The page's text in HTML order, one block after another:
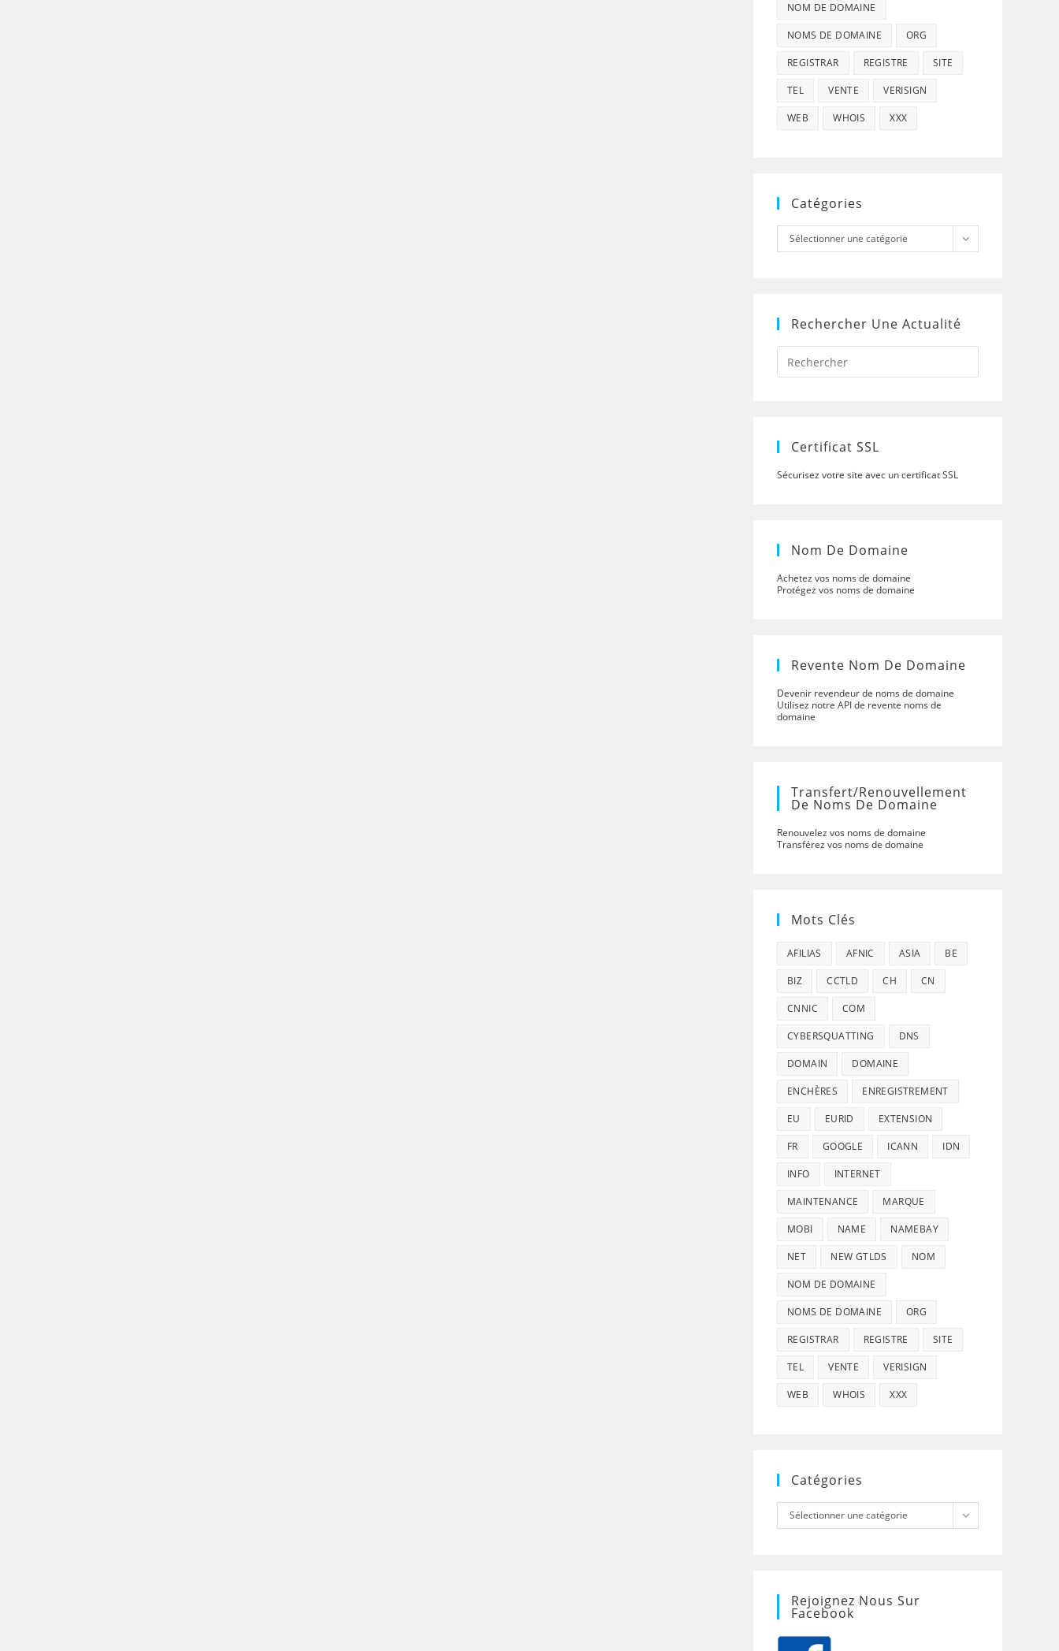
NOM DE DOMAINE
NOMS DE DOMAINE ORG
REGISTRAR REGISTRE SITE
TEL VENTE VERISIGN
WEB WHOIS XXX
Catégories
Catégories
Sélectionner une catégorie
Rechercher Une Actualité
Press
to
Certificat SSL
Sécurisez votre site avec un certificat SSL
Nom De Domaine
Achetez vos noms de domaine
Protégez vos noms de domaine
Revente Nom De Domaine
Devenir revendeur de noms de domaine
Utilisez notre API de revente noms de
domaine
Transfert/renouvellement
De Noms De Domaine
Renouvelez vos noms de domaine
Transférez vos noms de domaine
Mots Clés
AFILIAS AFNIC ASIA BE
BIZ CCTLD CH CN
CNNIC COM
CYBERSQUATTING DNS
DOMAIN DOMAINE
ENCHÈRES ENREGISTREMENT
EU EURID EXTENSION
FR GOOGLE ICANN IDN
INFO INTERNET
MAINTENANCE MARQUE
MOBI NAME NAMEBAY
NET NEW GTLDS NOM
NOM DE DOMAINE
NOMS DE DOMAINE ORG
REGISTRAR REGISTRE SITE
TEL VENTE VERISIGN
WEB WHOIS XXX
Catégories
Catégories
Sélectionner une catégorie
Rejoignez Nous Sur
Facebook